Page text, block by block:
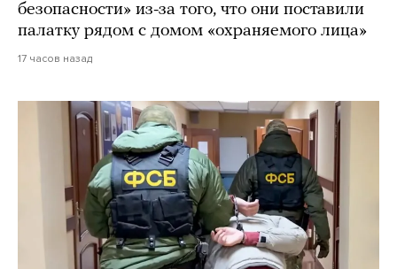
безопасности» из-за того, что они поставили
палатку рядом с домом «охраняемого лица»
17 часов назад